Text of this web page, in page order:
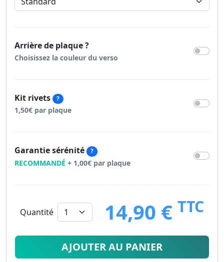
Arrière de plaque ?
Choisissez la couleur du verso
Kit rivets ?
1,50€ par plaque
Garantie sérénité ?
RECOMMANDÉ + 1,00€ par plaque
Quantité 14,90 € TTC
14.9€
AJOUTER AU PANIER